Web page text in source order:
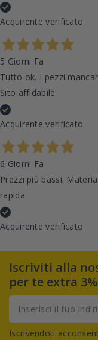
Acquirente verificato
5 Giorni Fa
Tutto ok. I pezzi
Sito affidabile
Acquirente verificato
6 Giorni Fa
Prezzi più bassi.
rapida
Acquirente verificato
Iscriviti alla
per te extra
Iscrivendoti